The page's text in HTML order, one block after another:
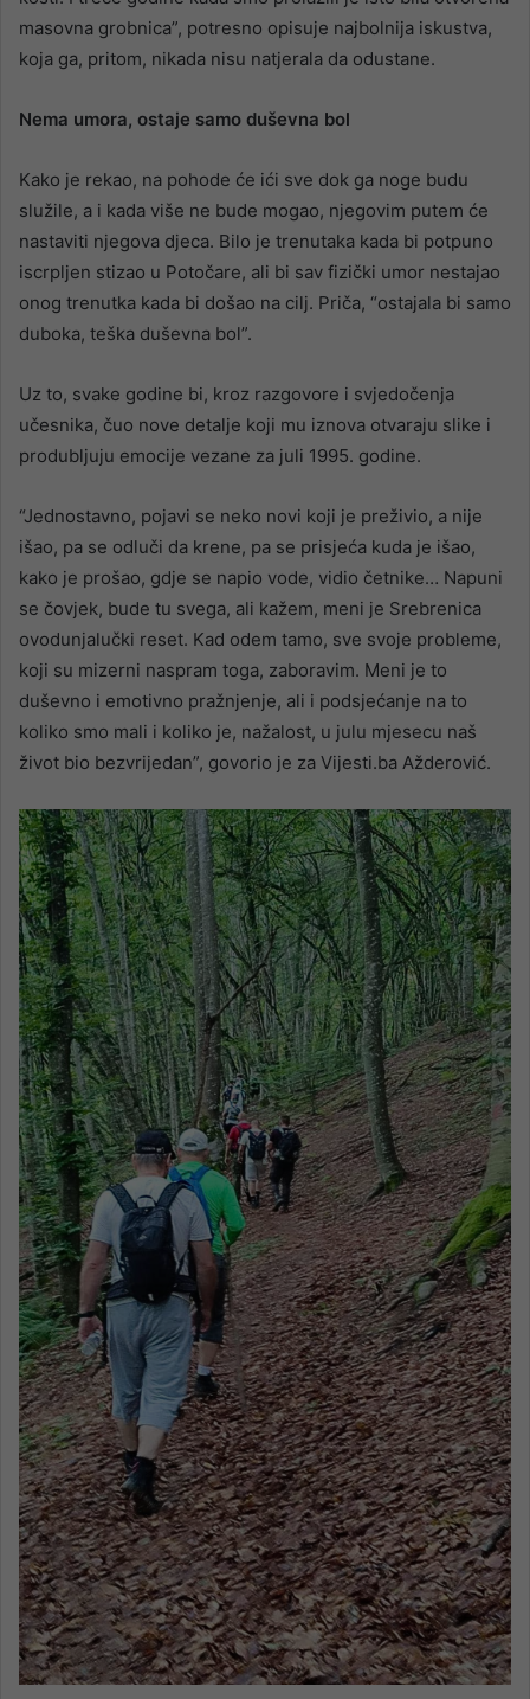
masovna grobnica”, potresno opisuje najbolnija iskustva,
koja ga, pritom, nikada nisu natjerala da odustane.
Nema umora, ostaje samo duševna bol
Kako je rekao, na pohode će ići sve dok ga noge budu
služile, a i kada više ne bude mogao, njegovim putem će
nastaviti njegova djeca. Bilo je trenutaka kada bi potpuno
iscrpljen stizao u Potočare, ali bi sav fizički umor nestajao
onog trenutka kada bi došao na cilj. Priča, “ostajala bi samo
duboka, teška duševna bol”.
Uz to, svake godine bi, kroz razgovore i svjedočenja
učesnika, čuo nove detalje koji mu iznova otvaraju slike i
produbljuju emocije vezane za juli 1995. godine.
“Jednostavno, pojavi se neko novi koji je preživio, a nije
išao, pa se odluči da krene, pa se prisjeća kuda je išao,
kako je prošao, gdje se napio vode, vidio četnike… Napuni
se čovjek, bude tu svega, ali kažem, meni je Srebrenica
ovodunjalučki reset. Kad odem tamo, sve svoje probleme,
koji su mizerni naspram toga, zaboravim. Meni je to
duševno i emotivno pražnjenje, ali i podsjećanje na to
koliko smo mali i koliko je, nažalost, u julu mjesecu naš
život bio bezvrijedan”, govorio je za Vijesti.ba Ažderović.